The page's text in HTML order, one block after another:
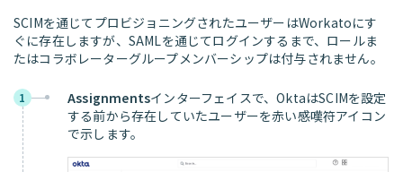
SCIMを通じてプロビジョニングされたユーザーはWorkatoにす
ぐに存在しますが、SAMLを通じてログインするまで、ロールま
たはコラボレーターグループメンバーシップは付与されません。
1 Assignmentsインターフェイスで、OktaはSCIMを設定
する前から存在していたユーザーを赤い感嘆符アイコン
で示します。